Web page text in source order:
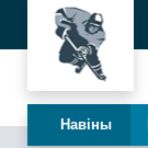
Навiны